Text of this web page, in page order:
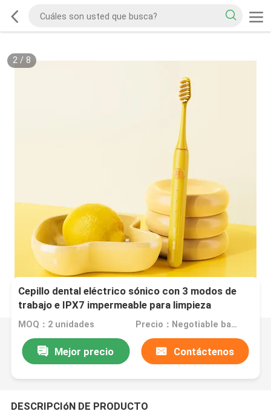
2/ 8
Cepillo dental eléctrico sónico con 3 modos de
trabajo e IPX7 impermeable para limpieza
profunda
MOQ：2 unidades Precio：Negotiable based on order lot quantity
Mejor precio Contáctenos
DESCRIPCIóN DE PRODUCTO